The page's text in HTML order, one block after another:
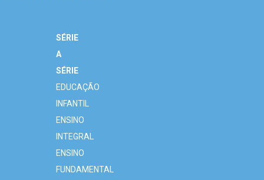
SÉRIE
A
SÉRIE
EDUCAÇÃO
INFANTIL
ENSINO
INTEGRAL
ENSINO
FUNDAMENTAL